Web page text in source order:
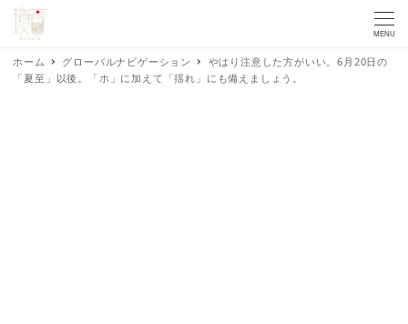
MENU
ホーム グローバルナビゲーション
やはり注意した方がいい。6月20日の
「夏至」以後。「ホ」に加えて「揺れ」にも備えましょう。